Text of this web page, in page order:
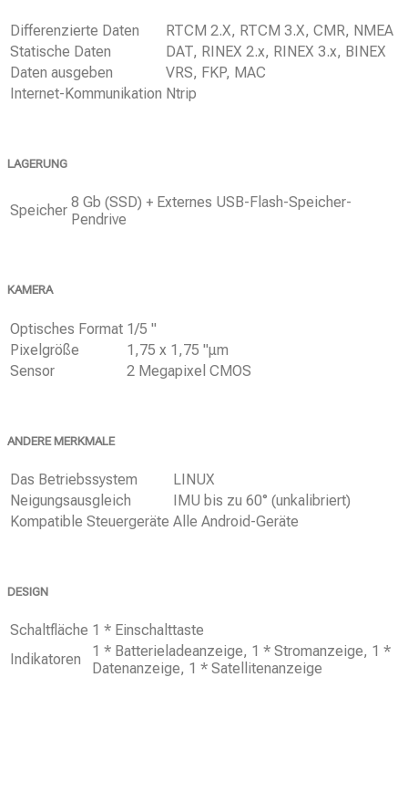
Differenzierte Daten
RTCM 2.X, RTCM 3.X, CMR, NMEA
Statische Daten
DAT, RINEX 2.x, RINEX 3.x, BINEX
Daten ausgeben
VRS, FKP, MAC
Internet-Kommunikation Ntrip
LAGERUNG
Speicher 8 Gb (SSD) + Externes USB-Flash-Speicher-
Pendrive
KAMERA
Optisches Format 1/5 "
Pixelgröße
1,75 x 1,75 "μm
Sensor
2 Megapixel CMOS
ANDERE MERKMALE
Das Betriebssystem
LINUX
Neigungsausgleich
IMU bis zu 60° (unkalibriert)
Kompatible Steuergeräte Alle Android-Geräte
DESIGN
Schaltfläche 1 * Einschalttaste
Indikatoren
1 * Batterieladeanzeige, 1 * Stromanzeige, 1 *
Datenanzeige, 1 * Satellitenanzeige